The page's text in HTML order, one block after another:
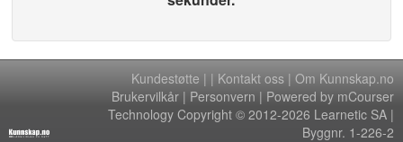
Kundestøtte | | Kontakt oss | Om Kunnskap.no
Brukervilkår | Personvern | Powered by mCourser
Technology Copyright © 2012-2026 Learnetic SA |
Byggnr. 1-226-2